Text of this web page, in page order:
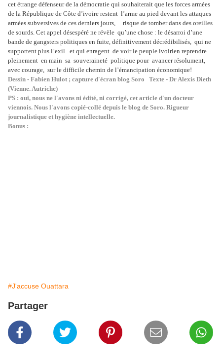
cet étrange défenseur de la démocratie qui souhaiterait que les forces armées
de la République de Côte d’ivoire restent l’arme au pied devant les attaques
armées subversives de ces derniers jours, risque de tomber dans des oreilles
de sourds. Cet appel désespéré ne révèle qu’une chose : le désarroi d’une
bande de gangsters politiques en fuite, définitivement décrédibilisés, qui ne
supportent plus l’exil et qui enragent de voir le peuple ivoirien reprendre
pleinement en main sa souveraineté politique pour avancer résolument,
avec courage, sur le difficile chemin de l’émancipation économique!
Dessin - Fabien Hulot ; capture d'écran blog Soro Texte - Dr Alexis Dieth
(Vienne. Autriche)
PS : oui, nous ne l'avons ni édité, ni corrigé, cet article d'un docteur
viennois. Nous l'avons copié-collé depuis le blog de Soro. Rigueur
journalistique et hygiène intellectuelle.
Bonus :
#J'accuse Ouattara
Partager